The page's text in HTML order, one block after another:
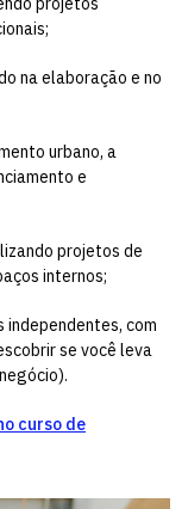
na elaboração e no
urbano, a
e
projetos de
internos;
com
se você leva
curso de